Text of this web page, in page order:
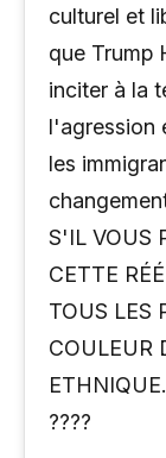
culturel et
que Trump
inciter à la
l'agression
les
S'IL VOUS
CETTE
TOUS LES
COULEUR
ETHNIQUE.
????